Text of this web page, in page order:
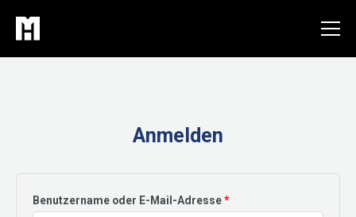
Inhalt
springen
Anmelden
Benutzername oder E-Mail-Adresse*Erforderlich